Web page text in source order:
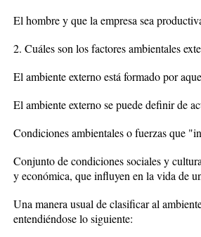
El hombre y que la empresa sea
2. Cuáles son los factores ambientales
El ambiente externo está formado por
El ambiente externo se puede definir de
Condiciones ambientales o fuerzas que
Conjunto de condiciones sociales y
y económica, que influyen en la vida de
Una manera usual de clasificar al
entendiéndose lo siguiente: